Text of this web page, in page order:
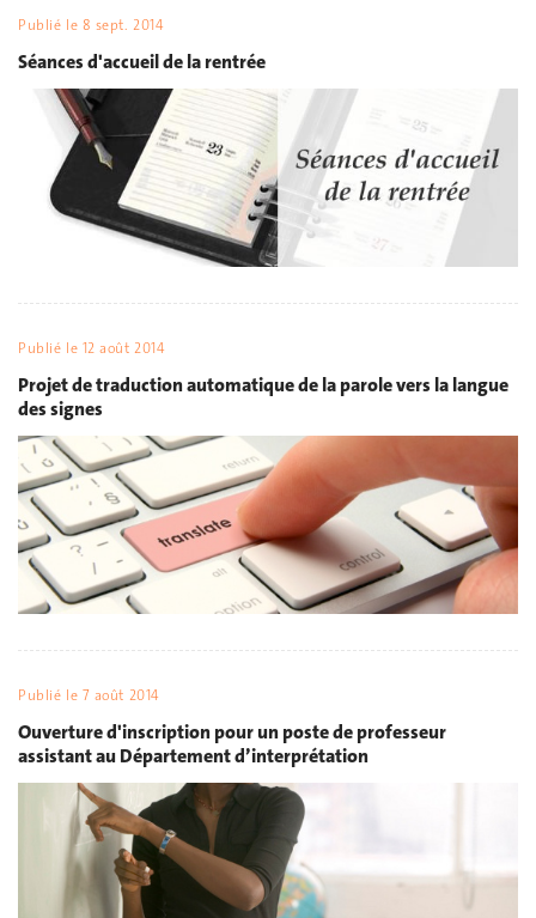
Publié le 8 sept. 2014
Séances d'accueil de la rentrée
Publié le 12 août 2014
Projet de traduction automatique de la parole vers la langue
des signes
Publié le 7 août 2014
Ouverture d'inscription pour un poste de professeur
assistant au Département d’interprétation